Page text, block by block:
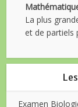
La plus
et de partiels
Examen